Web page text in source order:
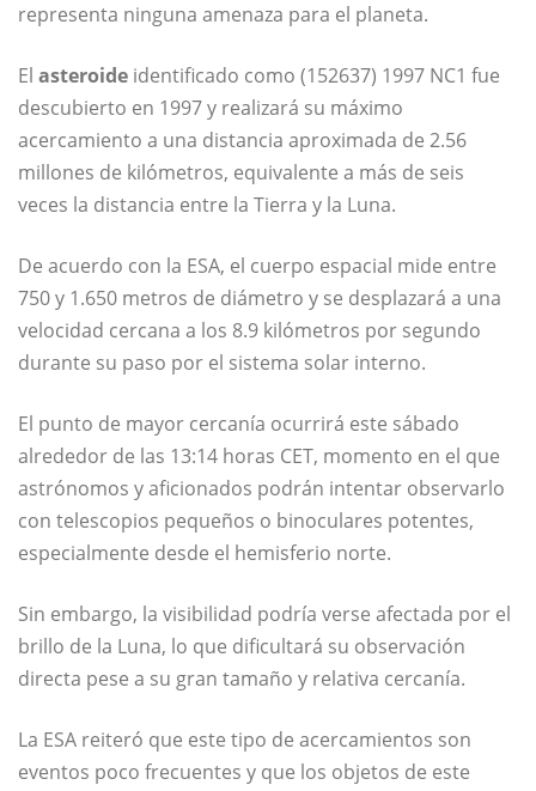
representa ninguna amenaza para el planeta.
El asteroide identificado como (152637) 1997 NC1 fue
descubierto en 1997 y realizará su máximo
acercamiento a una distancia aproximada de 2.56
millones de kilómetros, equivalente a más de seis
veces la distancia entre la Tierra y la Luna.
De acuerdo con la ESA, el cuerpo espacial mide entre
750 y 1.650 metros de diámetro y se desplazará a una
velocidad cercana a los 8.9 kilómetros por segundo
durante su paso por el sistema solar interno.
El punto de mayor cercanía ocurrirá este sábado
alrededor de las 13:14 horas CET, momento en el que
astrónomos y aficionados podrán intentar observarlo
con telescopios pequeños o binoculares potentes,
especialmente desde el hemisferio norte.
Sin embargo, la visibilidad podría verse afectada por el
brillo de la Luna, lo que dificultará su observación
directa pese a su gran tamaño y relativa cercanía.
La ESA reiteró que este tipo de acercamientos son
eventos poco frecuentes y que los objetos de este